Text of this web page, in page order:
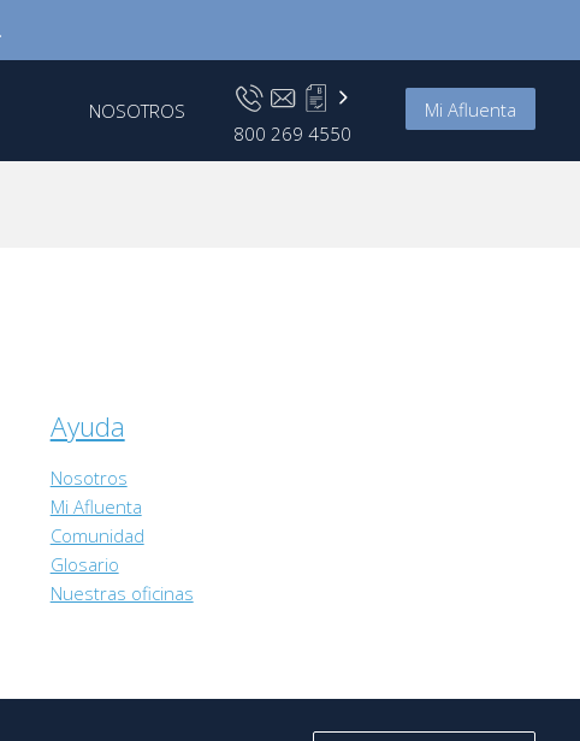
NOSOTROS
800 269 4550
Mi Afluenta
Ayuda
Nosotros
Mi Afluenta
Comunidad
Glosario
Nuestras oficinas